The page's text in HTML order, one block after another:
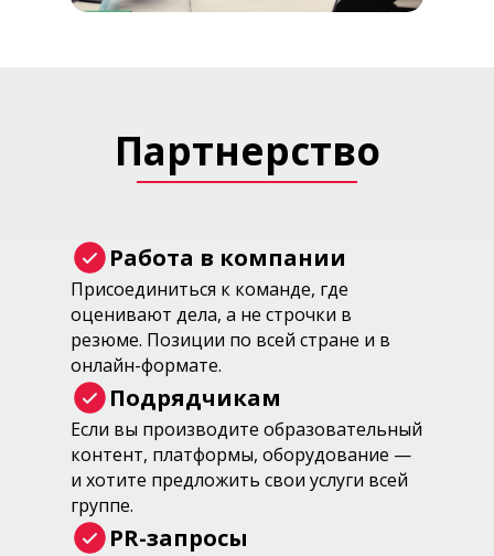
Партнерство
Работа в компании
Присоединиться к команде, где
оценивают дела, а не строчки в
резюме. Позиции по всей стране и в
онлайн-формате.
Подрядчикам
Если вы производите образовательный
контент, платформы, оборудование —
и хотите предложить свои услуги всей
группе.
PR-запросы